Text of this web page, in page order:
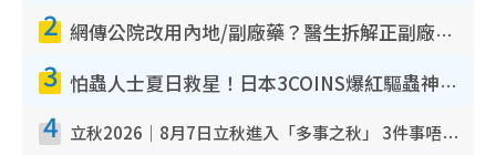
2 網傳公院改用內地/副廠藥？醫生拆解正副廠分別 揭4類人換藥隨時出事
3 怕蟲人士夏日救星！日本3COINS爆紅驅蟲神器$45起 1招「全程免觸碰」輕鬆搞定小強
4 立秋2026｜8月7日立秋進入「多事之秋」 3件事唔做得！專家教6招開運 清枱頭／銀包納氣接好運